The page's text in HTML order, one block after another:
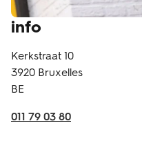
info
Kerkstraat 10
3920 Bruxelles
BE
011 79 03 80